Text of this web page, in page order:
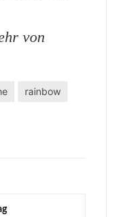
von
rainbow